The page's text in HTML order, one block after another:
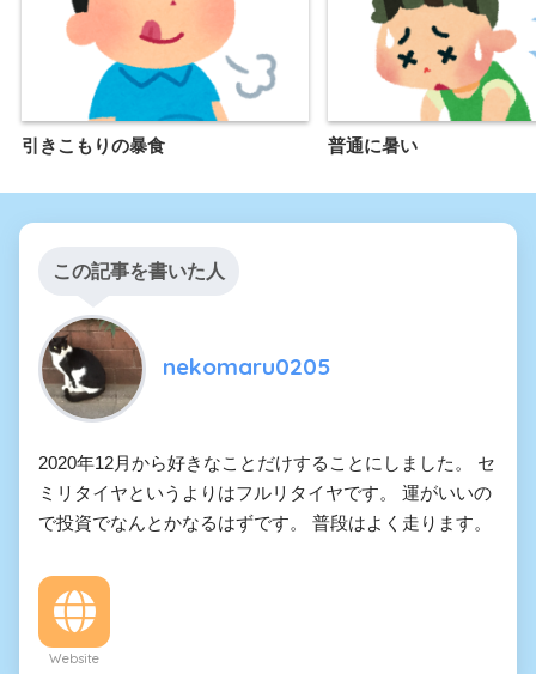
引きこもりの暴食 普通に暑い
この記事を書いた人
nekomaru0205
2020年12月から好きなことだけすることにしました。 セ
ミリタイヤというよりはフルリタイヤです。 運がいいの
で投資でなんとかなるはずです。 普段はよく走ります。
Website